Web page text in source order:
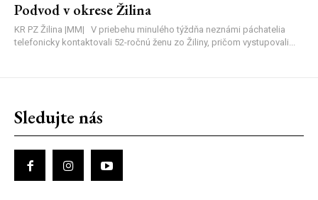
Podvod v okrese Žilina
KR PZ Žilina |MM| V priebehu minulého týždňa neznámi páchatelia
telefonicky kontaktovali 52-ročnú ženu zo Žiliny, pričom vystupovali...
Sledujte nás